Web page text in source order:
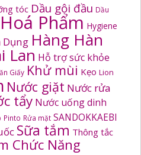
tóc Dầu gội đầu Dầu
Hoá Phẩm Hygiene
Dụng Hàng Hàn
Lan Hỗ trợ sức khỏe
Giấy Khử mùi Kẹo Lion
Nước giặt Nước rửa
tẩy Nước uống dinh
Pinto Rửa mặt SANDOKKAEBI
Sữa tắm Thông tắc
Chức Năng